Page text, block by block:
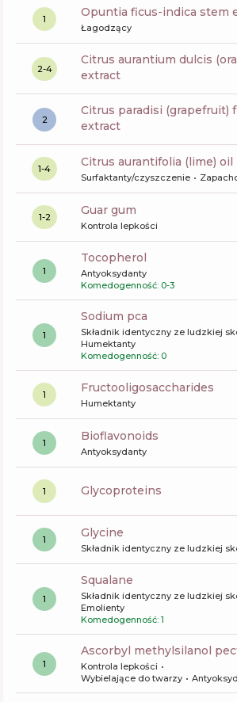
1 opuntia ficus-indica stem
Łagodzący
2-4
citrus aurantium dulcis (orange) fruit
extract
2
citrus paradisi (grapefruit) fruit
extract
1-4 citrus aurantifolia (lime) oil
Surfaktanty/czyszczenie
1-2 guar gum
Kontrola lepkości
1
tocopherol
Antyoksydanty
Komedogenność: 0-3
1
sodium pca
Składnik identyczny ze ludzkiej
Humektanty
Komedogenność: 0
1 fructooligosaccharides
Humektanty
1 bioflavonoids
Antyoksydanty
1 glycoproteins
1 glycine
Składnik identyczny ze ludzkiej
1
squalane
Składnik identyczny ze ludzkiej
Emolienty
Komedogenność: 1
1
ascorbyl methylsilanol
Kontrola lepkości
Wybielające do twarzy